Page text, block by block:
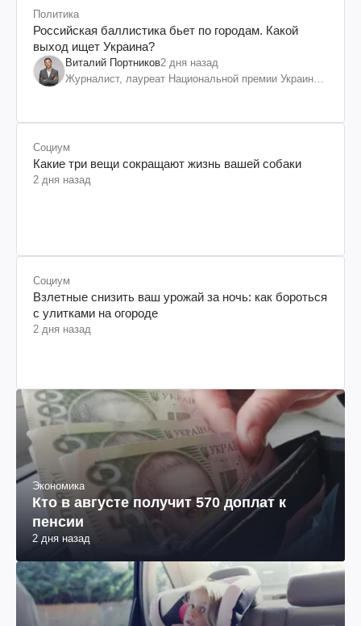
Политика
Российская баллистика бьет по городам. Какой
выход ищет Украина?
Виталий Портников2 дня назад
Журналист, лауреат Национальной премии Украины
Социум
Какие три вещи сокращают жизнь вашей собаки
2 дня назад
Социум
Взлетные снизить ваш урожай за ночь: как бороться
с улитками на огороде
2 дня назад
Экономика
Кто в августе получит 570 доплат к
пенсии
2 дня назад